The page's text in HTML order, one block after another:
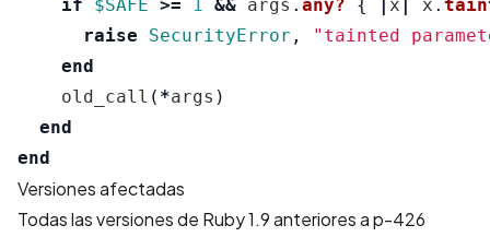
if
$SAFE >= 1 && args . any? { | x | x .
raise
SecurityError ,
"tainted
end
old_call ( *args )
end
end
Versiones afectadas
Todas las versiones de Ruby 1.9 anteriores a p-426